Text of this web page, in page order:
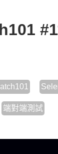
端對端測試